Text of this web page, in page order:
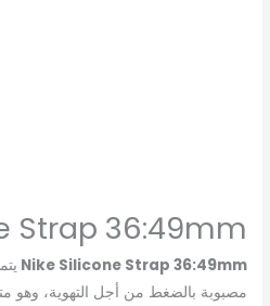
Strap 36:49mm
Nike Silicone Strap 36:49mm
مصبوبة بالضغط من أجل التهوية، وهو